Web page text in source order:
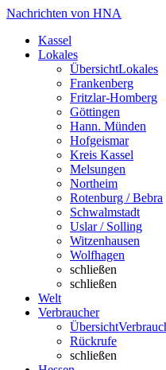
Nachrichten von HNA
Kassel
Lokales
ÜbersichtLokales
Frankenberg
Fritzlar-Homberg
Göttingen
Hann. Münden
Hofgeismar
Kreis Kassel
Melsungen
Northeim
Rotenburg / Bebra
Schwalmstadt
Uslar / Solling
Witzenhausen
Wolfhagen
schließen
schließen
Welt
Verbraucher
Übersicht
Rückrufe
schließen